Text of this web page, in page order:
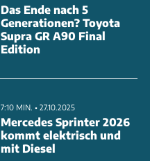
Das Ende nach 5
Generationen? Toyota
Supra GR A90 Final
Edition
7:10 MIN. • 27.10.2025
Mercedes Sprinter 2026
kommt elektrisch und
mit Diesel